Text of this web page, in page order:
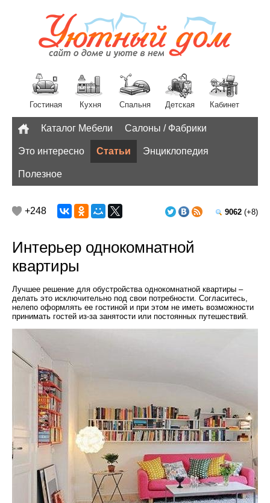
Гостиная Кухня Спальня Детская Кабинет
Разное
Каталог Мебели Салоны / Фабрики
Это интересно Статьи Энциклопедия
Полезное
9062 (+8)
+248
Интерьер однокомнатной
квартиры
Лучшее решение для обустройства однокомнатной квартиры –
делать это исключительно под свои потребности. Согласитесь,
нелепо оформлять ее гостиной и при этом не иметь возможности
принимать гостей из-за занятости или постоянных путешествий.